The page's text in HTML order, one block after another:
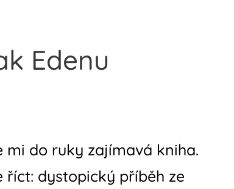
Edenu
mi do ruky zajímavá kniha.
říct: dystopický příběh ze